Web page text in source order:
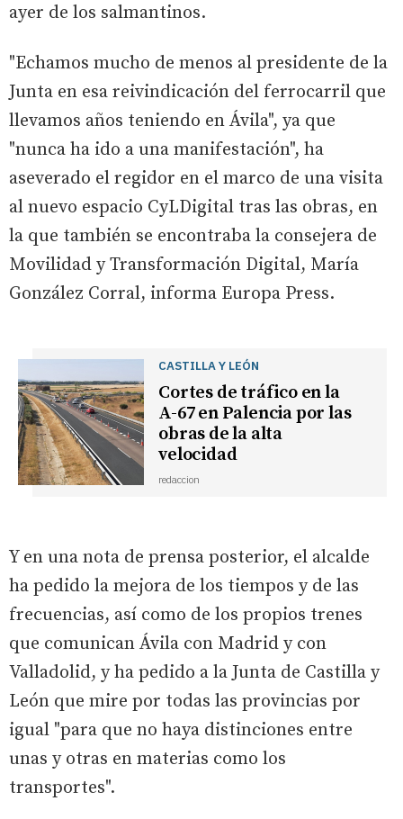
ayer de los salmantinos.
"Echamos mucho de menos al presidente de la
Junta en esa reivindicación del ferrocarril que
llevamos años teniendo en Ávila", ya que
"nunca ha ido a una manifestación", ha
aseverado el regidor en el marco de una visita
al nuevo espacio CyLDigital tras las obras, en
la que también se encontraba la consejera de
Movilidad y Transformación Digital, María
González Corral, informa Europa Press.
CASTILLA Y LEÓN
Cortes de tráfico en la
A-67 en Palencia por las
obras de la alta
velocidad
redaccion
Y en una nota de prensa posterior, el alcalde
ha pedido la mejora de los tiempos y de las
frecuencias, así como de los propios trenes
que comunican Ávila con Madrid y con
Valladolid, y ha pedido a la Junta de Castilla y
León que mire por todas las provincias por
igual "para que no haya distinciones entre
unas y otras en materias como los
transportes".